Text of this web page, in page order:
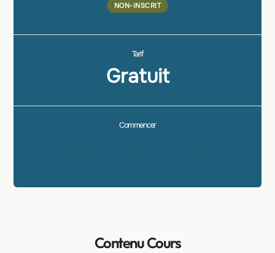
NON-INSCRIT
Tarif
Gratuit
Commencer
Contenu Cours